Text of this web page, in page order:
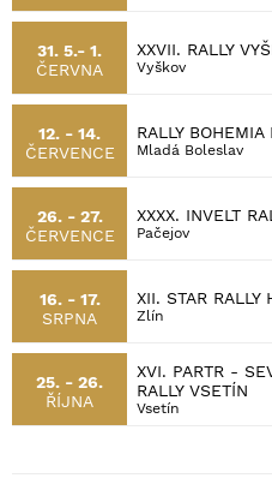
31. 5.- 1.
ČERVNA
XXVII. RALLY
Vyškov
12. - 14.
ČERVENCE
RALLY
Mladá Boleslav
26. - 27.
ČERVENCE
XXXX. INVELT
Pačejov
16. - 17.
SRPNA
XII. STAR RALLY
Zlín
25. - 26.
ŘÍJNA
XVI. PARTR -
RALLY VSETÍN
Vsetín